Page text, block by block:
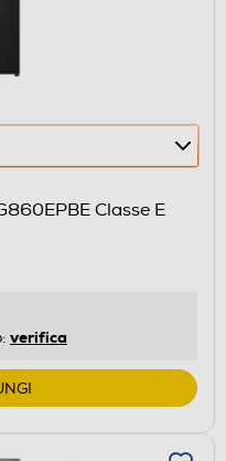
Classe E
verifica